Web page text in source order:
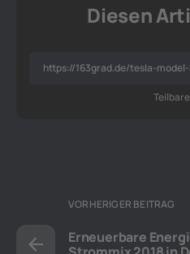
Diesen
VORHERIGER BEITRAG
Erneuerbare